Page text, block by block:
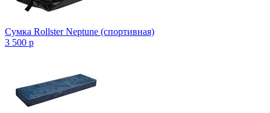
Сумка Rollster Neptune (спортивная)
3 500 p